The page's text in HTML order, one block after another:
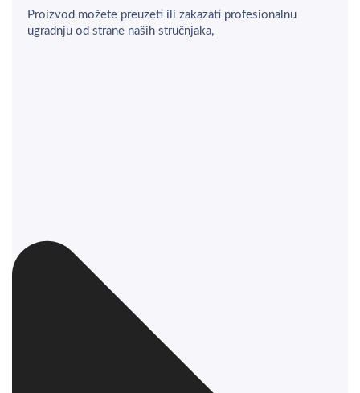
Proizvod možete preuzeti ili zakazati profesionalnu
ugradnju od strane naših stručnjaka,